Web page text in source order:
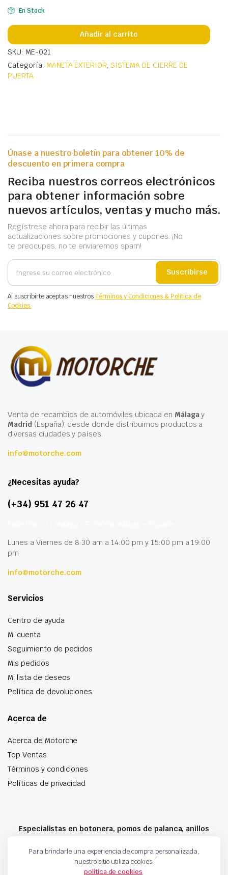
En Stock
Añadir al carrito
SKU: ME-021
Categoría: MANETA EXTERIOR ,SISTEMA DE CIERRE DE
PUERTA
Únase a nuestro boletín para obtener 10% de
descuento en primera compra
Reciba nuestros correos electrónicos
para obtener información sobre
nuevos artículos, ventas y mucho más.
Regístrese ahora para recibir las últimas
actualizaciones sobre promociones y cupones. ¡No
te preocupes, no te enviaremos spam!
Suscribirse
Al suscribirte aceptas nuestrosTérminos y Condiciones & Política de
Cookies.
Venta de recambios de automóviles ubicada en Málagay
Madrid(España), desde donde distribuimos productos a
diversas ciudades y países.
info@motorche.com
¿Necesitas ayuda?
(+34) 951 47 26 47
Lunes a Viernes de 8:30 am a 14:00 pm y 15:00 pm a 19:00
pm
info@motorche.com
Servicios
Centro de ayuda
Mi cuenta
Seguimiento de pedidos
Mis pedidos
Mi lista de deseos
Política de devoluciones
Acerca de
Acerca de Motorche
Top Ventas
Términos y condiciones
Políticas de privacidad
Especialistas en botonera, pomos de palanca, anillos
Para brindarle una experiencia de compra personalizada,
nuestro sitio utiliza cookies.
política de cookies.